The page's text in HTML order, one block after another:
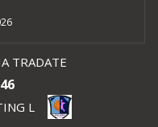
TRADATE
46
L